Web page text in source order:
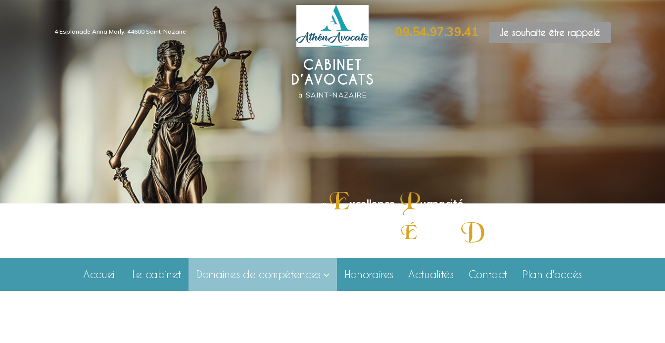
4 Esplanade Anna Marly, 44600 Saint-Nazaire
CABINET
D’AVOCATS
à SAINT-NAZAIRE
09.54.97.39.41 Je souhaite être rappelé
«Excellence,Pugnacité,
É coute etD
Accueil Le cabinet Domaines de compétences Honoraires Actualités Contact Plan d'accès